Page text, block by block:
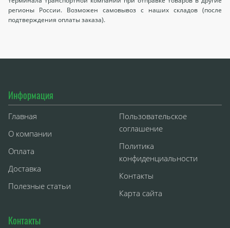
регионы России. Возможен самовывоз с наших складов (после
подтверждения оплаты заказа).
Информация
Главная
О компании
Оплата
Доставка
Полезные статьи
Пользовательское
соглашение
Политика
конфиденциальности
Контакты
Карта сайта
Контакты